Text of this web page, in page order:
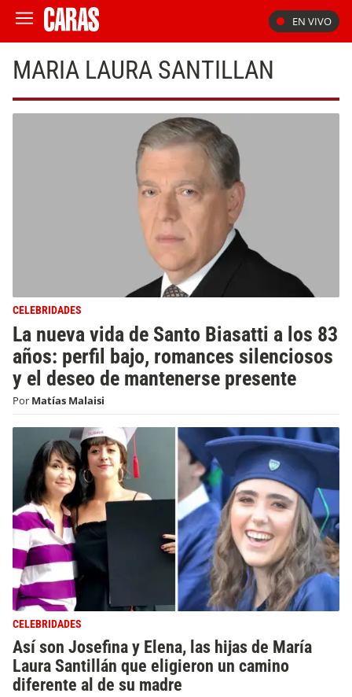
EN VIVO
MARIA LAURA SANTILLAN
CELEBRIDADES
La nueva vida de Santo Biasatti a los 83
años: perfil bajo, romances silenciosos
y el deseo de mantenerse presente
Por Matías Malaisi
CELEBRIDADES
Así son Josefina y Elena, las hijas de María
Laura Santillán que eligieron un camino
diferente al de su madre